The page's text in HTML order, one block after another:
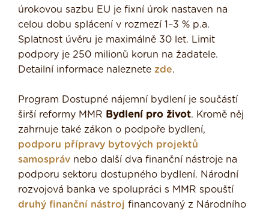
úrokovou sazbu EU je fixní úrok nastaven na
celou dobu splácení v rozmezí 1–3 % p.a.
Splatnost úvěru je maximálně 30 let. Limit
podpory je 250 milionů korun na žadatele.
Detailní informace naleznete zde.
Program Dostupné nájemní bydlení je součástí
širší reformy MMR
Bydlení pro život. Kromě něj
zahrnuje také zákon o podpoře bydlení,
podporu přípravy bytových projektů
samospráv nebo další dva finanční nástroje na
podporu sektoru dostupného bydlení. Národní
rozvojová banka ve spolupráci s MMR spouští
druhý finanční nástroj financovaný z Národního